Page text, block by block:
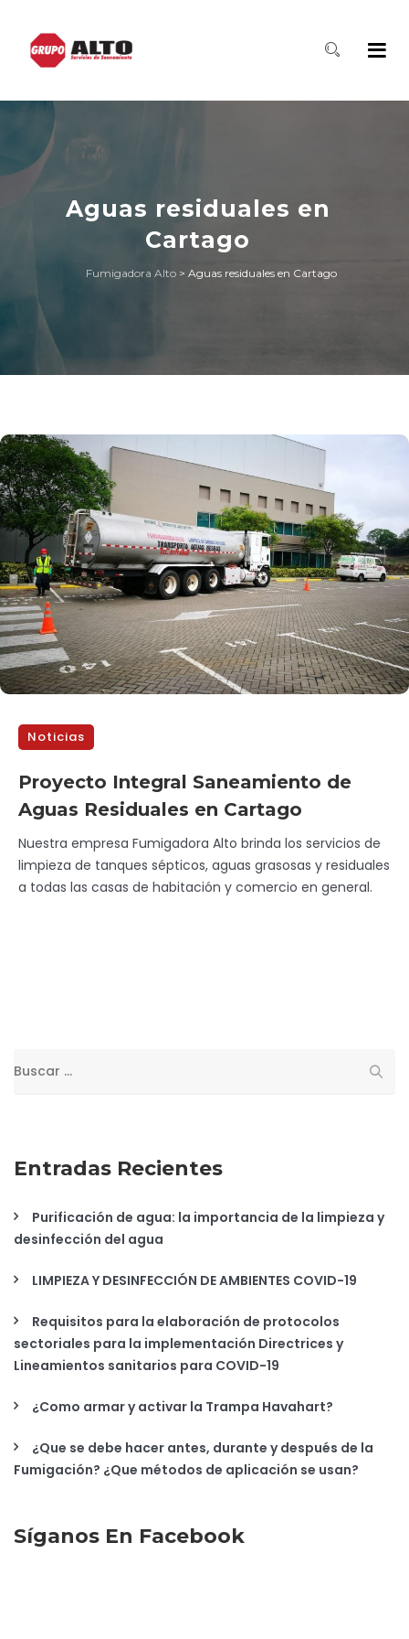
Aguas residuales en
Cartago
Fumigadora Alto > Aguas residuales en Cartago
Noticias
Proyecto Integral Saneamiento de
Aguas Residuales en Cartago
Nuestra empresa Fumigadora Alto brinda los servicios de
limpieza de tanques sépticos, aguas grasosas y residuales
a todas las casas de habitación y comercio en general.
Entradas Recientes
Purificación de agua: la importancia de la limpieza y
desinfección del agua
LIMPIEZA Y DESINFECCIÓN DE AMBIENTES COVID-19
Requisitos para la elaboración de protocolos
sectoriales para la implementación Directrices y
Lineamientos sanitarios para COVID-19
¿Como armar y activar la Trampa Havahart?
¿Que se debe hacer antes, durante y después de la
Fumigación? ¿Que métodos de aplicación se usan?
Síganos En Facebook